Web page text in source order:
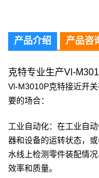
产品介绍 产品咨
克特专业生产Vl-
Vl-M3010P克特接近开
要的场合：
工业自动化：在工业自
器和设备的运转状态，
水线上检测零件装配情
效率和质量。